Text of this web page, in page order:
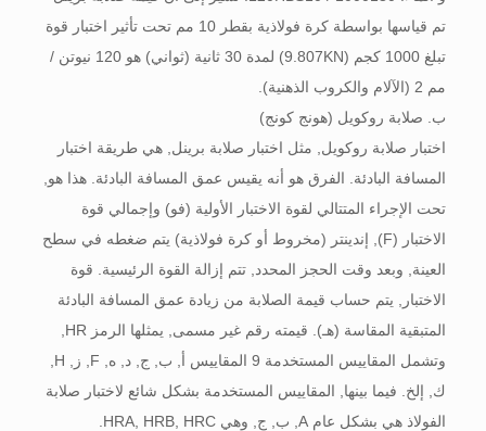
تم قياسها بواسطة كرة فولاذية بقطر 10 مم تحت تأثير اختبار قوة
تبلغ 1000 كجم (9.807KN) لمدة 30 ثانية (ثواني) هو 120 نيوتن /
مم 2 (الآلام والكروب الذهنية).
ب. صلابة روكويل (هونج كونج)
اختبار صلابة روكويل, مثل اختبار صلابة برينل, هي طريقة اختبار
المسافة البادئة. الفرق هو أنه يقيس عمق المسافة البادئة. هذا هو,
تحت الإجراء المتتالي لقوة الاختبار الأولية (فو) وإجمالي قوة
الاختبار (F), إندينتر (مخروط أو كرة فولاذية) يتم ضغطه في سطح
العينة, وبعد وقت الحجز المحدد, تتم إزالة القوة الرئيسية. قوة
الاختبار, يتم حساب قيمة الصلابة من زيادة عمق المسافة البادئة
ك, إلخ. فيما بينها, المقاييس المستخدمة بشكل شائع لاختبار صلابة
الفولاذ هي بشكل عام A, ب, ج, وهي HRA, HRB, HRC.